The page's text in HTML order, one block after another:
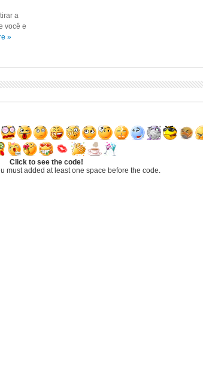
a
você e
»
Click to see the code!
must added at least one space before the code.